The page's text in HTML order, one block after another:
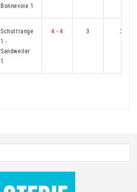
Bonnevoie 1
Schuttrange
1-
Sandweiler
1
4 - 4 3 3